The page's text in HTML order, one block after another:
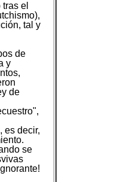
el
tal y
de
y
de
es decir,
se